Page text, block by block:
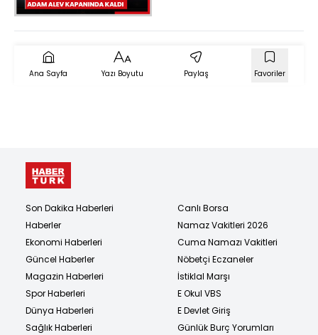
Ana Sayfa Yazı Boyutu Paylaş Favoriler
Son Dakika Haberleri
Haberler
Ekonomi Haberleri
Güncel Haberler
Magazin Haberleri
Spor Haberleri
Dünya Haberleri
Sağlık Haberleri
Canlı Borsa
Namaz Vakitleri 2026
Cuma Namazı Vakitleri
Nöbetçi Eczaneler
İstiklal Marşı
E Okul VBS
E Devlet Giriş
Günlük Burç Yorumları